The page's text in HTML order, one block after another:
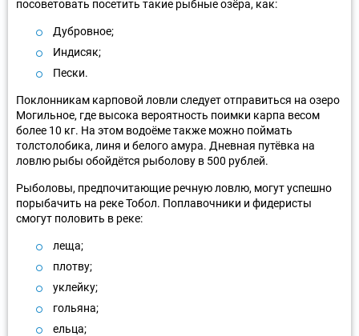
посоветовать посетить такие рыбные озёра, как:
Дубровное;
Индисяк;
Пески.
Поклонникам карповой ловли следует отправиться на озеро
Могильное, где высока вероятность поимки карпа весом
более 10 кг. На этом водоёме также можно поймать
толстолобика, линя и белого амура. Дневная путёвка на
ловлю рыбы обойдётся рыболову в 500 рублей.
Рыболовы, предпочитающие речную ловлю, могут успешно
порыбачить на реке Тобол. Поплавочники и фидеристы
смогут половить в реке:
леща;
плотву;
уклейку;
гольяна;
ельца;